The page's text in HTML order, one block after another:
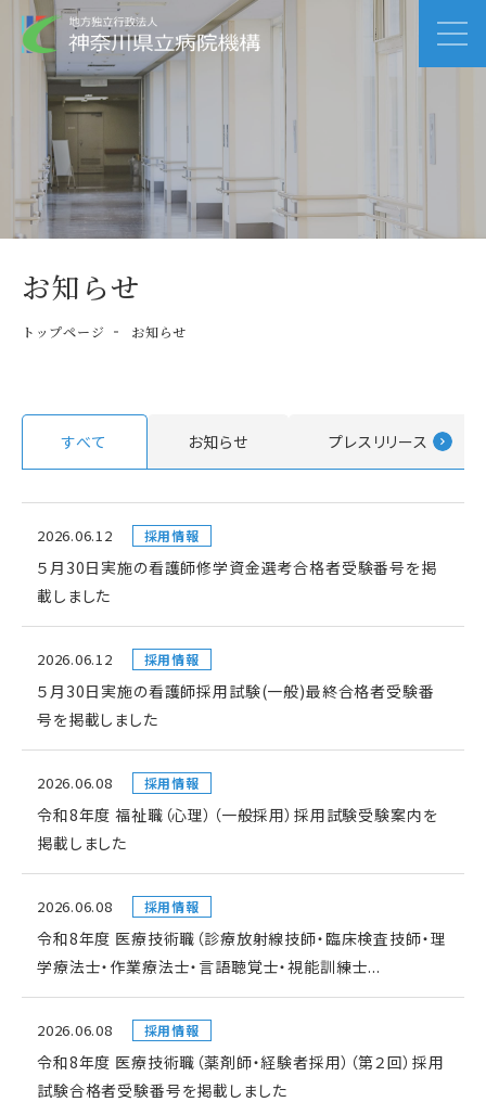
お知らせ
トップページ お知らせ
すべて お知らせ プレスリリース
2026.06.12 採用情報
５月30日実施の看護師修学資金選考合格者受験番号を掲
載しました
2026.06.12 採用情報
５月30日実施の看護師採用試験(一般)最終合格者受験番
号を掲載しました
2026.06.08 採用情報
令和8年度 福祉職（心理）（一般採用）採用試験受験案内を
掲載しました
2026.06.08 採用情報
令和8年度 医療技術職（診療放射線技師・臨床検査技師・理
学療法士・作業療法士・言語聴覚士・視能訓練士...
2026.06.08 採用情報
令和8年度 医療技術職（薬剤師・経験者採用）（第２回）採用
試験合格者受験番号を掲載しました